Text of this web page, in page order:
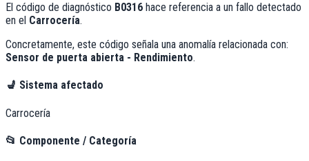
El código de diagnóstico B0316 hace referencia a un fallo detectado
en el Carrocería.
Concretamente, este código señala una anomalía relacionada con:
Sensor de puerta abierta - Rendimiento.
💺 Sistema afectado
Carrocería
📂 Componente / Categoría